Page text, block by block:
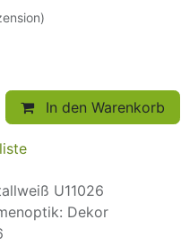
In den Warenkorb
U11026
Dekor